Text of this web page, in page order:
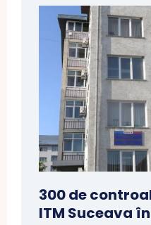
300 de
ITM Suceava